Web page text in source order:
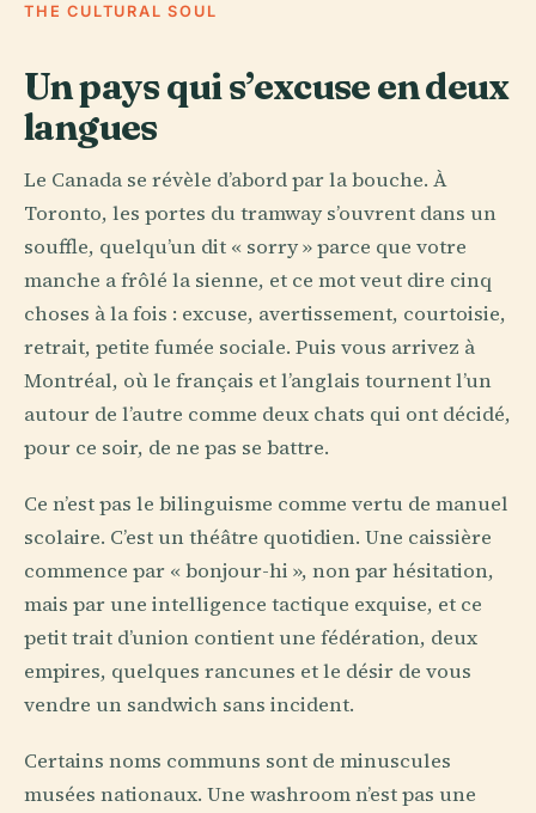
THE CULTURAL SOUL
Un pays qui s’excuse en deux
langues
Le Canada se révèle d’abord par la bouche. À
Toronto, les portes du tramway s’ouvrent dans un
souffle, quelqu’un dit « sorry » parce que votre
manche a frôlé la sienne, et ce mot veut dire cinq
choses à la fois : excuse, avertissement, courtoisie,
retrait, petite fumée sociale. Puis vous arrivez à
Montréal, où le français et l’anglais tournent l’un
autour de l’autre comme deux chats qui ont décidé,
pour ce soir, de ne pas se battre.
Ce n’est pas le bilinguisme comme vertu de manuel
scolaire. C’est un théâtre quotidien. Une caissière
commence par « bonjour-hi », non par hésitation,
mais par une intelligence tactique exquise, et ce
petit trait d’union contient une fédération, deux
empires, quelques rancunes et le désir de vous
vendre un sandwich sans incident.
Certains noms communs sont de minuscules
musées nationaux. Une washroom n’est pas une